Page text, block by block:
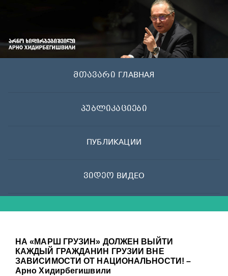
მთავარი ГЛАВНАЯ
პუბლიკაციები
ПУБЛИКАЦИИ
ვიდეო ВИДЕО
НА «МАРШ ГРУЗИН» ДОЛЖЕН ВЫЙТИ
КАЖДЫЙ ГРАЖДАНИН ГРУЗИИ ВНЕ
ЗАВИСИМОСТИ ОТ НАЦИОНАЛЬНОСТИ! –
Арно Хидирбегишвили